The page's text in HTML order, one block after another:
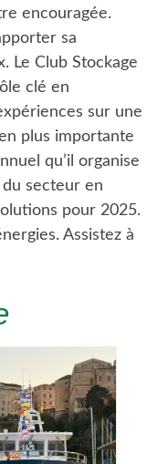
encouragée.
sa
Le Club Stockage
clé en
sur une
plus importante
qu’il organise
secteur en
pour 2025.
Assistez à